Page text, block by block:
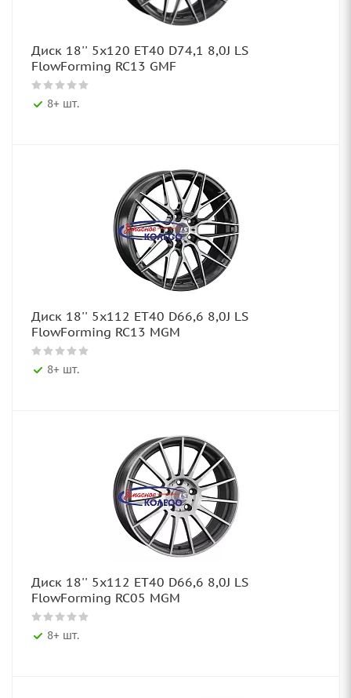
Диск 18'' 5x120 ET40 D74,1 8,0J LS
FlowForming RC13 GMF
8+ шт.
Диск 18'' 5x112 ET40 D66,6 8,0J LS
FlowForming RC13 MGM
8+ шт.
Диск 18'' 5x112 ET40 D66,6 8,0J LS
FlowForming RC05 MGM
8+ шт.